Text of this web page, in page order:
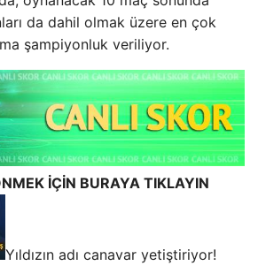
da dahil olmak üzere en çok
şampiyonluk veriliyor.
İÇİN BURAYA TIKLAYIN
Yıldızın adı canavar yetiştiriyor!